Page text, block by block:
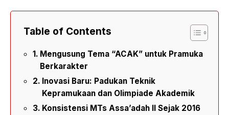
Table of Contents
Mengusung Tema “ACAK” untuk Pramuka
Berkarakter
Inovasi Baru: Padukan Teknik
Kepramukaan dan Olimpiade Akademik
Konsistensi MTs Assa’adah II Sejak 2016